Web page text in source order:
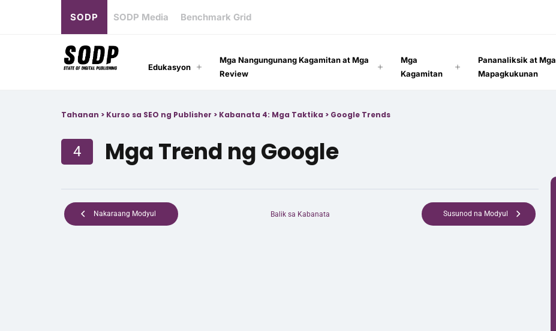
SODP SODP Media Benchmark Grid
Edukasyon
Mga Nangungunang Kagamitan at Mga
Review
Mga
Kagamitan
Pananaliksik at Mga
Mapagkukunan
Tahanan > Kurso sa SEO ng Publisher > Kabanata 4: Mga Taktika > Google Trends
4 Mga Trend ng Google
Nakaraang Modyul Balik sa Kabanata Susunod na Modyul